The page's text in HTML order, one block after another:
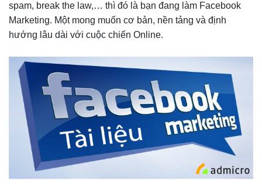
spam, break the law,… thì đó là bạn đang làm Facebook
Marketing. Một mong muốn cơ bản, nền tảng và định
hướng lâu dài với cuộc chiến Online.